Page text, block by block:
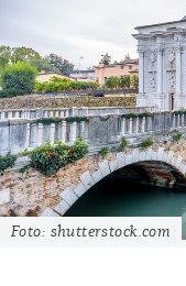
Foto: shutterstock.com